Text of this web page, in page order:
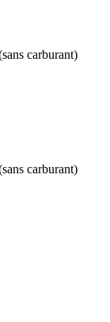
carburant)
carburant)